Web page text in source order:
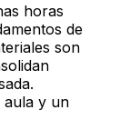
horas
de
son
aula y un